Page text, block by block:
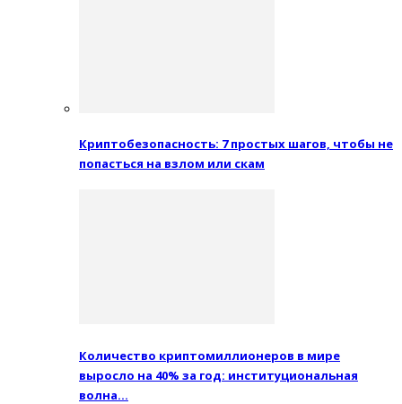
Криптобезопасность: 7 простых шагов, чтобы не
попасться на взлом или скам
Количество криптомиллионеров в мире
выросло на 40% за год: институциональная
волна…